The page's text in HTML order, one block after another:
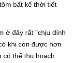
bất kể thời tiết
ở đây rất "chịu dính
khi còn được hơn
có thể thu hoạch